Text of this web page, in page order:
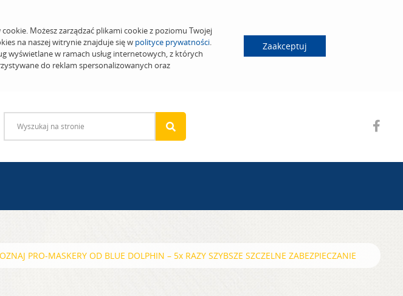
Możesz zarządzać plikami cookie z poziomu Twojej
na naszej witrynie znajduje się w polityce prywatności.
wyświetlane w ramach usług internetowych, z których
do reklam spersonalizowanych oraz
Zaakceptuj
PRO-MASKERY OD BLUE DOLPHIN – 5x RAZY SZYBSZE SZCZELNE ZABEZPIECZANIE